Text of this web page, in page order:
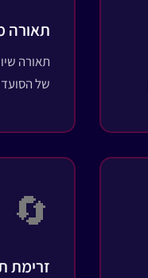
תאורה
תאורה
של
🔄
זרימת